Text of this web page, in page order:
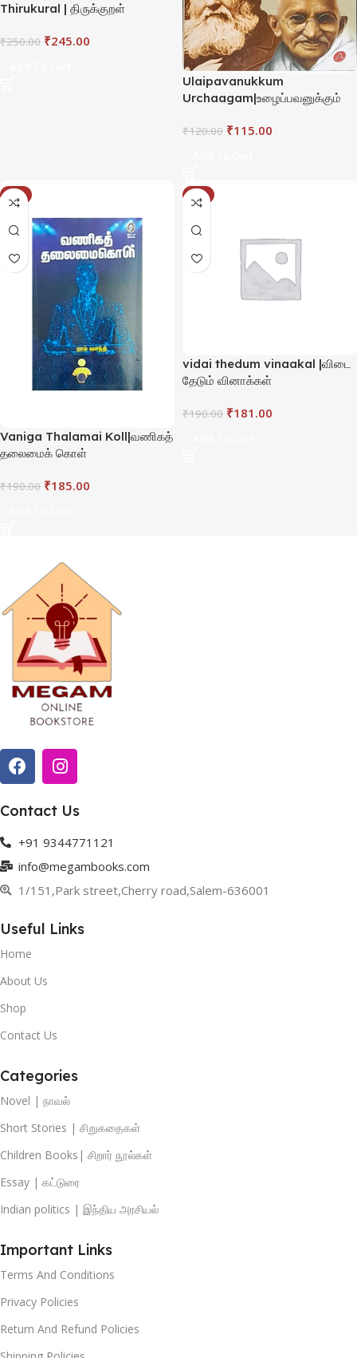
Thirukural | திருக்குறள்
₹250.00 ₹245.00
Ulaipavanukkum
Urchaagam|உழைப்பவனுக்கும்
₹120.00 ₹115.00
-3%
Vaniga Thalamai Koll|வணிகத்
தலைமைக் கொள்
₹190.00 ₹185.00
-5%
vidai thedum vinaakal |விடை
தேடும் வினாக்கள்
₹190.00 ₹181.00
Contact Us
+91 9344771121
info@megambooks.com
1/151,Park street,Cherry road,Salem-636001
Useful Links
Home
About Us
Shop
Contact Us
Categories
Novel | நாவல்
Short Stories | சிறுகதைகள்
Children Books| சிறார் நூல்கள்
Essay | கட்டுரை
Indian politics | இந்திய அரசியல்
Important Links
Terms And Conditions
Privacy Policies
Return And Refund Policies